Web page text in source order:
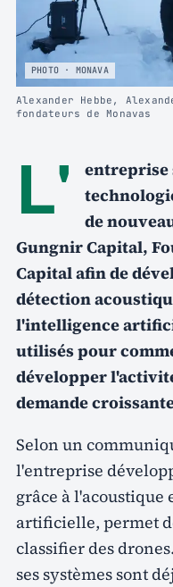
PHOTO · MONAVA
Alexander Hebbe,
fondateurs de Monavas
L'
entreprise
de
Gungnir Capital,
Capital afin de
détection
l'intelligence
utilisés pour
développer
demande
Selon un
l'entreprise
grâce à
artificielle, permet
classifier des
ses systèmes sont